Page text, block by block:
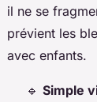
il ne se
prévient les
avec enfants.
🔹 Simple